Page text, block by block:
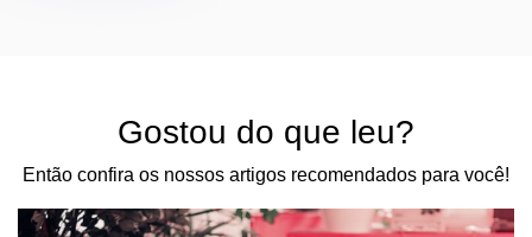
Gostou do que leu?
Então confira os nossos artigos recomendados para você!